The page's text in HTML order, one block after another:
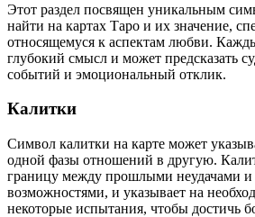
Этот раздел посвящен уникальным
найти на картах Таро и их значение,
относящемуся к аспектам любви.
глубокий смысл и может предсказать
событий и эмоциональный отклик.
Калитки
Символ калитки на карте может
одной фазы отношений в другую.
границу между прошлыми неудачами
возможностями, и указывает на
некоторые испытания, чтобы достичь